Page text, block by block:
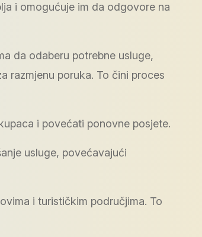
i omogućuje im da odgovore na
da odaberu potrebne usluge,
razmjenu poruka. To čini proces
i povećati ponovne posjete.
usluge, povećavajući
i turističkim područjima. To